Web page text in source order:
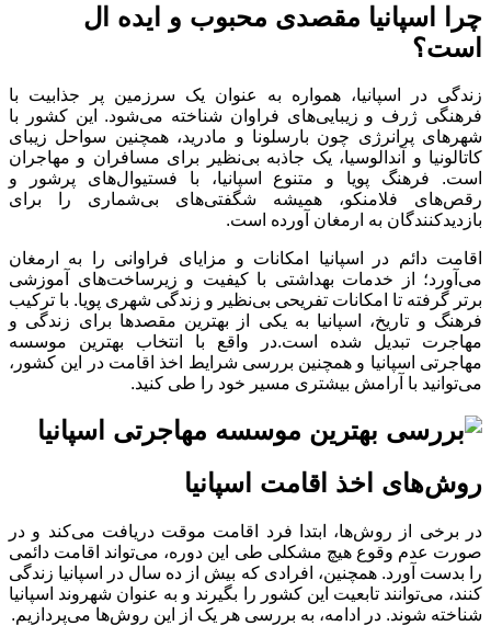
چرا اسپانیا مقصدی محبوب و ایده ال
است؟
زندگی در اسپانیا، همواره به عنوان یک سرزمین پر جذابیت با
فرهنگی ژرف و زیبایی‌های فراوان شناخته می‌شود. این کشور با
شهرهای پرانرژی چون بارسلونا و مادرید، همچنین سواحل زیبای
کاتالونیا و آندالوسیا، یک جاذبه بی‌نظیر برای مسافران و مهاجران
است. فرهنگ پویا و متنوع اسپانیا، با فستیوال‌های پرشور و
رقص‌های فلامنکو، همیشه شگفتی‌های بی‌شماری را برای
بازدیدکنندگان به ارمغان آورده است.
اقامت دائم در اسپانیا امکانات و مزایای فراوانی را به ارمغان
می‌آورد؛ از خدمات بهداشتی با کیفیت و زیرساخت‌های آموزشی
برتر گرفته تا امکانات تفریحی بی‌نظیر و زندگی شهری پویا. با ترکیب
فرهنگ و تاریخ، اسپانیا به یکی از بهترین مقصدها برای زندگی و
مهاجرت تبدیل شده است.در واقع با انتخاب بهترین موسسه
مهاجرتی اسپانیا و همچنین بررسی شرایط اخذ اقامت در این کشور،
می‌توانید با آرامش بیشتری مسیر خود را طی کنید.
روش‌های اخذ اقامت اسپانیا
در برخی از روش‌ها، ابتدا فرد اقامت موقت دریافت می‌کند و در
صورت عدم وقوع هیچ مشکلی طی این دوره، می‌تواند اقامت دائمی
را بدست آورد. همچنین، افرادی که بیش از ده سال در اسپانیا زندگی
کنند، می‌توانند تابعیت این کشور را بگیرند و به عنوان شهروند اسپانیا
شناخته شوند. در ادامه، به بررسی هر یک از این روش‌ها می‌پردازیم.